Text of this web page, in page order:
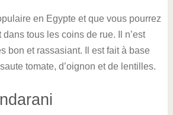
en Egypte et que vous pourrez
tous les coins de rue. Il n’est
bon et rassasiant. Il est fait à base
tomate, d’oignon et de lentilles.